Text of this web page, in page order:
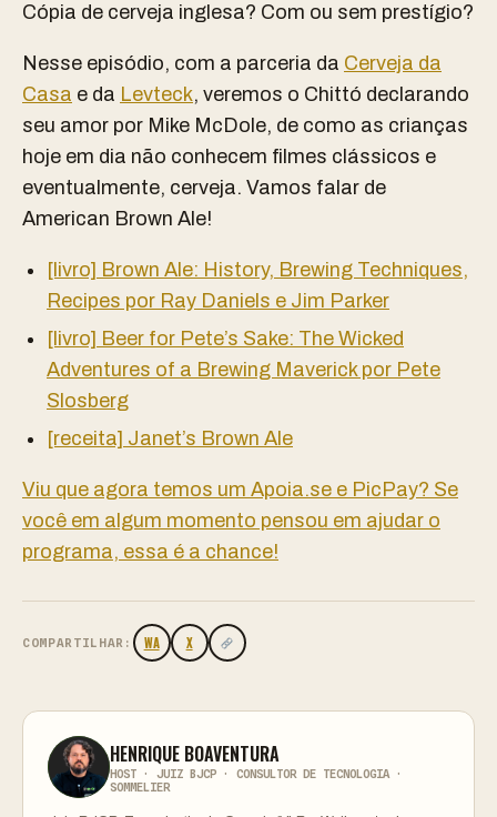
Cópia de cerveja inglesa? Com ou sem prestígio?
Nesse episódio, com a parceria da Cerveja da
Casa e da Levteck, veremos o Chittó declarando
seu amor por Mike McDole, de como as crianças
hoje em dia não conhecem filmes clássicos e
eventualmente, cerveja. Vamos falar de
American Brown Ale!
[livro] Brown Ale: History, Brewing Techniques,
Recipes por Ray Daniels e Jim Parker
[livro] Beer for Pete’s Sake: The Wicked
Adventures of a Brewing Maverick por Pete
Slosberg
[receita] Janet’s Brown Ale
Viu que agora temos um Apoia.se e PicPay? Se
você em algum momento pensou em ajudar o
programa, essa é a chance!
COMPARTILHAR: WA X
HENRIQUE BOAVENTURA
HOST · JUIZ BJCP · CONSULTOR DE TECNOLOGIA ·
SOMMELIER